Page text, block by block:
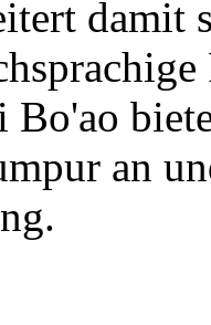
damit
Bo'ao
an